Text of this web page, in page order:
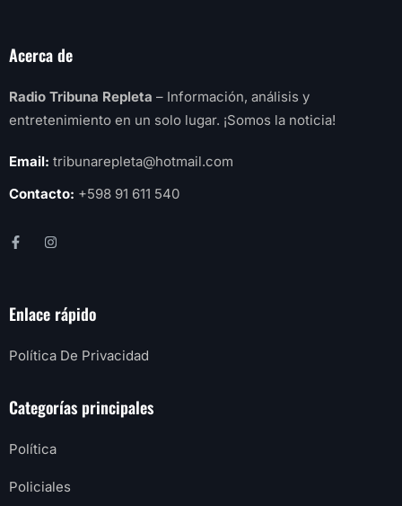
Acerca de
Radio Tribuna Repleta – Información, análisis y
entretenimiento en un solo lugar. ¡Somos la noticia!
Email: tribunarepleta@hotmail.com
Contacto: +598 91 611 540
Enlace rápido
Política De Privacidad
Categorías principales
Política
Policiales